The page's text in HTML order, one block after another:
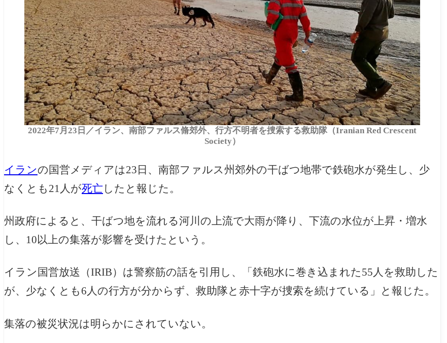
2022年7月23日／イラン、南部ファルス脩郊外、行方不明者を捜索する救助隊（Iranian Red Crescent
Society）
イランの国営メディアは23日、南部ファルス州郊外の干ばつ地帯で鉄砲水が発生し、少
なくとも21人が死亡したと報じた。
州政府によると、干ばつ地を流れる河川の上流で大雨が降り、下流の水位が上昇・増水
し、10以上の集落が影響を受けたという。
イラン国営放送（IRIB）は警察筋の話を引用し、「鉄砲水に巻き込まれた55人を救助した
が、少なくとも6人の行方が分からず、救助隊と赤十字が捜索を続けている」と報じた。
集落の被災状況は明らかにされていない。